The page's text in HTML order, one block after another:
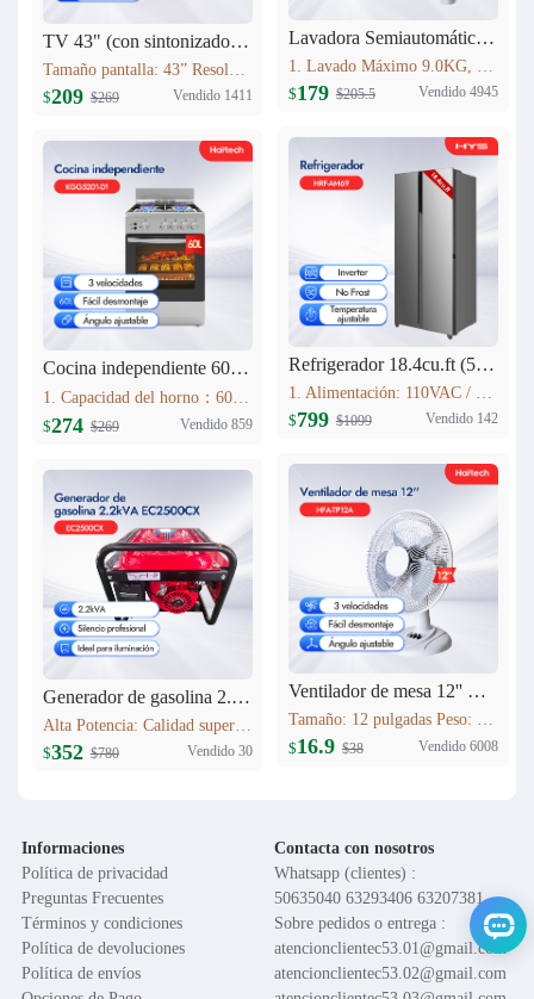
TV 43" (con sintonizador analógico) Haitech 43F5-B
$209 $269 Vendido 1411
Cocina independiente 60L KGG5201-D1
1. Capacidad del horno：60L 2. Acero Inoxidable 3. Lámpara de horno 4. Estufa de gas con 4 quemadores Estufas sin FFD : 2 * 1.75kWSemi-quemador rápido; 1 * 10kW quemador auxiliar; 1 * 3.0kW quemador rápido; 5. Soportes de sartén esmaltados
$274 $269 Vendido 859
Generador de gasolina 2.2kVA EC2500CX
Alta Potencia: Calidad superior. Máxima Estabilidad: AVR, protege equipos. Bajo Consumo: Ahorro >10%. Bajo Ruido: Silenciador industrial. Versátil: Hogar/obras/exteriores. Portátil: Ligero, fácil transporte.
$352 $780 Vendido 30
Lavadora Semiautomática HYS 9KG XPB90-2066
$179 $205.5 Vendido 4945
Refrigerador 18.4cu.ft (521L) Inverter HRF-AM69
1. Alimentación: 110VAC / 60Hz 2. Sistema Libre de Escarcha (No Frost) 3. Tecnología inverter 4. Refrigerante Ecológico (R600a) 5. Flujo de Aire Tridimensional Indirecto (360°) con Temperatura Estable 6. Luz LED Interior de Bajo Consumo
$799 $1099 Vendido 142
Ventilador de mesa 12'' HFA-TP12A
Tamaño: 12 pulgadas Peso: 1.6 kg Voltaje: 120V 60HZ Material del motor: Cobre Función: Control de 3 velocidades; Oscilación; Inclinación vertical ajustable; Altura ajustable; Base en cruz; Rejilla de seguridad; Fácil montaje
$16.9 $38 Vendido 6008
Informaciones
Política de privacidad
Preguntas Frecuentes
Términos y condiciones
Política de devoluciones
Política de envíos
Contacta con nosotros
Whatsapp (clientes) :
50635040 63293406 63207381
Sobre pedidos o entrega :
atencionclientec53.01@gmail.com
atencionclientec53.02@gmail.com